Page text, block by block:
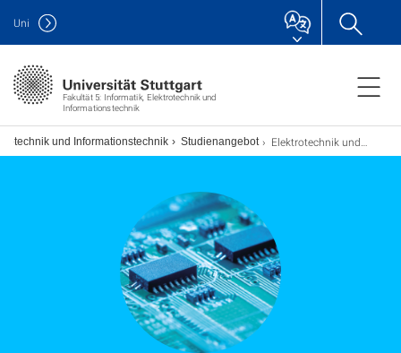
Fakultät 5: Informatik, Elektrotechnik und
Informationstechnik
Uni
und Informationstechnik Studienangebot Elektrotechnik und Informationstechnik (Bachelor)